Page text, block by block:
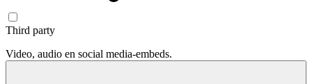
Third party
Video, audio en social media-embeds.